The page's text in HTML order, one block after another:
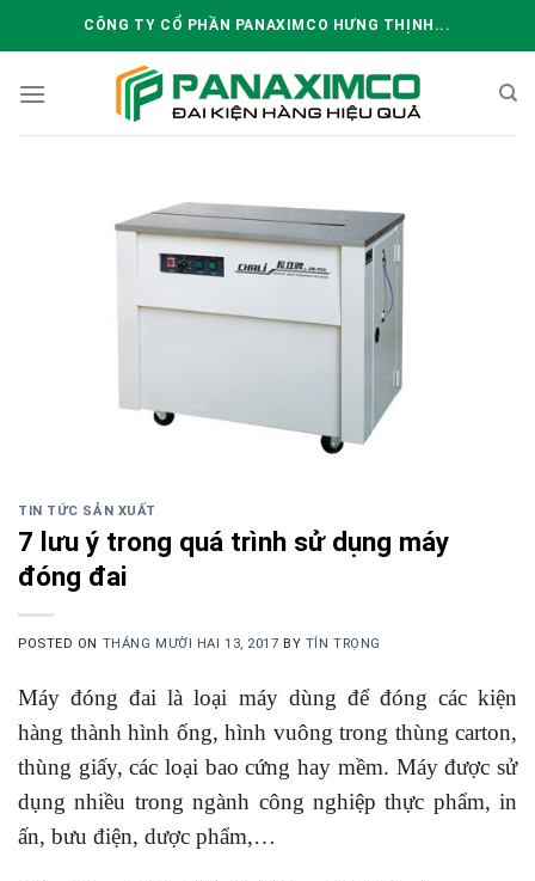
CÔNG TY CỔ PHẦN PANAXIMCO HƯNG THỊNH...
TIN TỨC SẢN XUẤT
7 lưu ý trong quá trình sử dụng máy
đóng đai
POSTED ON THÁNG MƯỜI HAI 13, 2017 BY TÍN TRỌNG
Máy đóng đai là loại máy dùng để đóng các kiện
hàng thành hình ống, hình vuông trong thùng carton,
thùng giấy, các loại bao cứng hay mềm. Máy được sử
dụng nhiều trong ngành công nghiệp thực phẩm, in
ấn, bưu điện, dược phẩm,…